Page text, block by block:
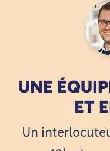
UNE
ET
Un